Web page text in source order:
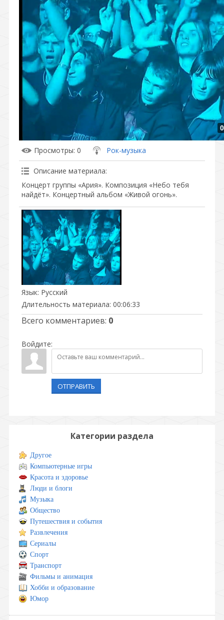
Просмотры: 0 Рок-музыка
Описание материала:
Концерт группы «Ария». Композиция «Небо тебя
найдёт». Концертный альбом «Живой огонь».
Язык: Русский
Длительность материала: 00:06:33
Всего комментариев: 0
Войдите:
ОТПРАВИТЬ
Категории раздела
Другое
Компьютерные игры
Красота и здоровье
Люди и блоги
Музыка
Общество
Путешествия и события
Развлечения
Сериалы
Спорт
Транспорт
Фильмы и анимация
Хобби и образование
Юмор